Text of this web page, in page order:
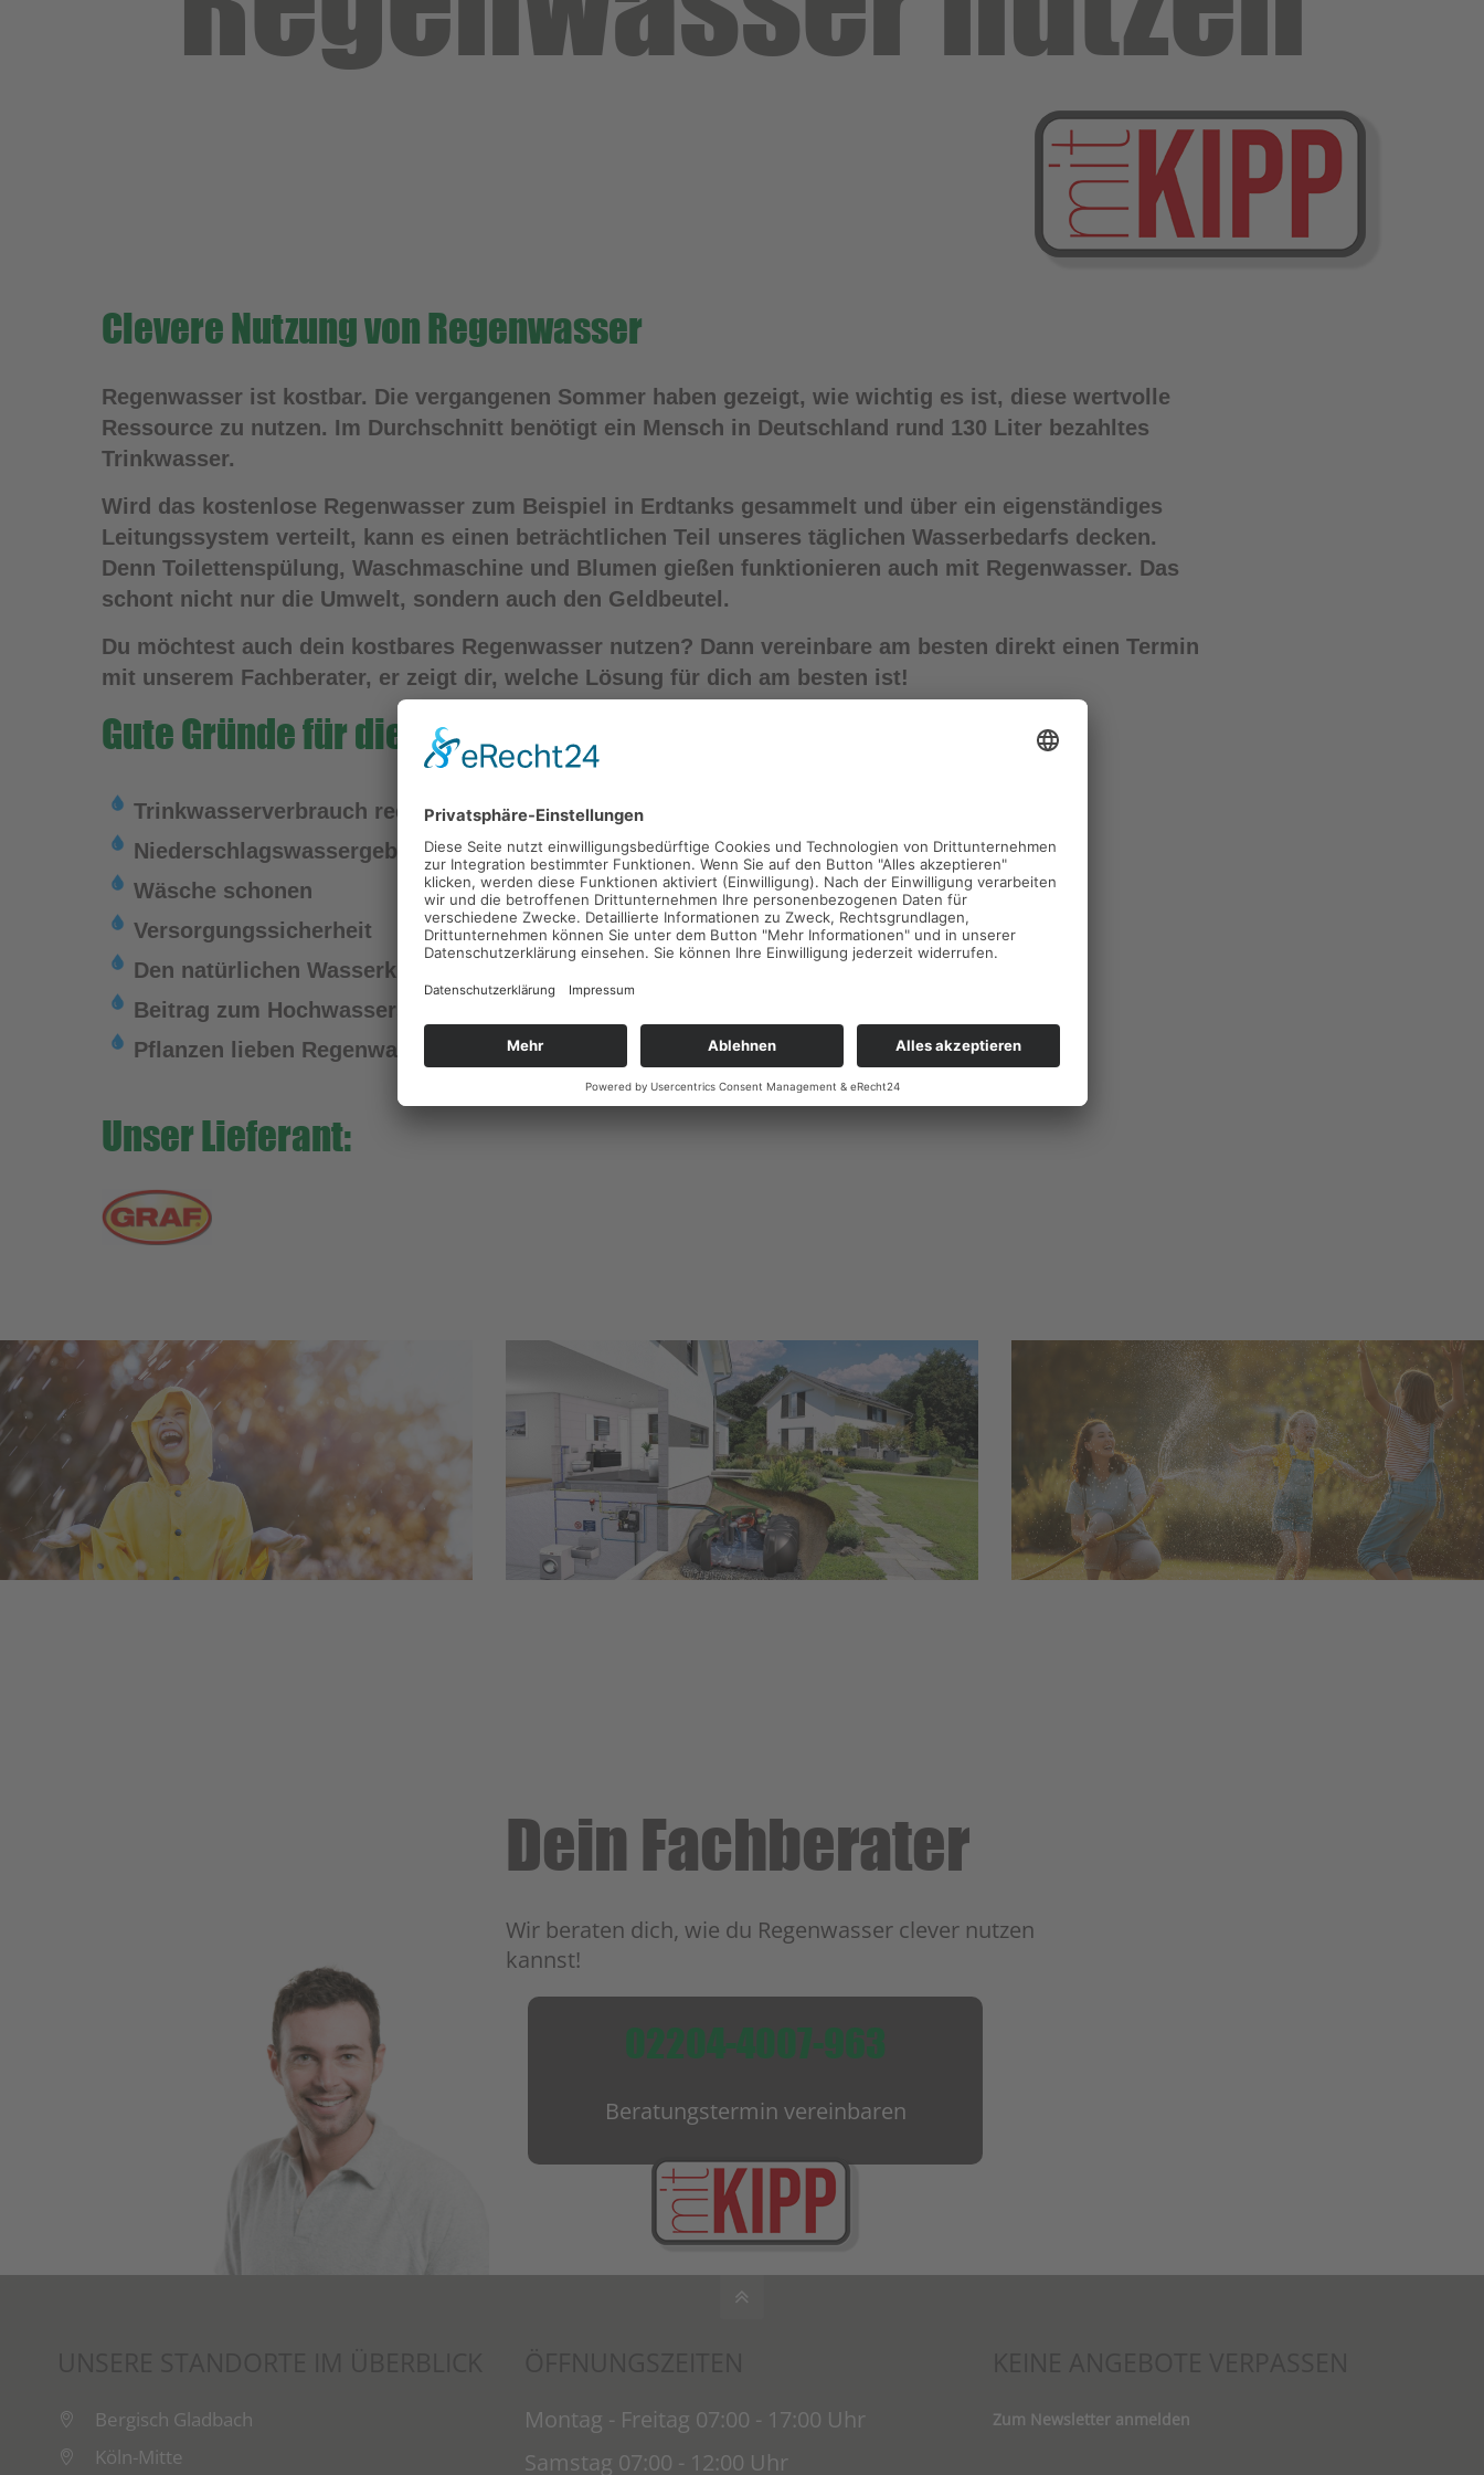
Clevere Nutzung von Regenwasser
Regenwasser ist kostbar. Die vergangenen Sommer haben gezeigt, wie wichtig es ist, diese wertvolle
Ressource zu nutzen. Im Durchschnitt benötigt ein Mensch in Deutschland rund 130 Liter bezahltes
Trinkwasser.
Wird das kostenlose Regenwasser zum Beispiel in Erdtanks gesammelt und über ein eigenständiges
Leitungssystem verteilt, kann es einen beträchtlichen Teil unseres täglichen Wasserbedarfs decken.
Denn Toilettenspülung, Waschmaschine und Blumen gießen funktionieren auch mit Regenwasser. Das
schont nicht nur die Umwelt, sondern auch den Geldbeutel.
Du möchtest auch dein kostbares Regenwasser nutzen? Dann vereinbare am besten direkt einen Termin
mit unserem Fachberater, er zeigt dir, welche Lösung für dich am besten ist!
Gute Gründe für die Regenwassernutzung:
Trinkwasserverbrauch reduzieren
Niederschlagswassergebühren sparen
Wäsche schonen
Versorgungssicherheit
Den natürlichen Wasserkreislauf erhalten
Beitrag zum Hochwasserschutz
Pflanzen lieben Regenwasser
Unser Lieferant:
Dein Fachberater
Wir beraten dich, wie du Regenwasser clever nutzen
kannst!
02204-4007-963
Beratungstermin vereinbaren
Bergisch Gladbach
Köln-Mitte
Montag - Freitag 07:00 - 17:00 Uhr
Samstag 07:00 - 12:00 Uhr
Zum Newsletter anmelden